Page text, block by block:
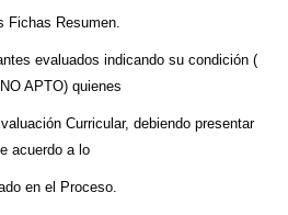
Fichas Resumen.
evaluados indicando su condición (
APTO) quienes
Curricular, debiendo presentar
acuerdo a lo
en el Proceso.